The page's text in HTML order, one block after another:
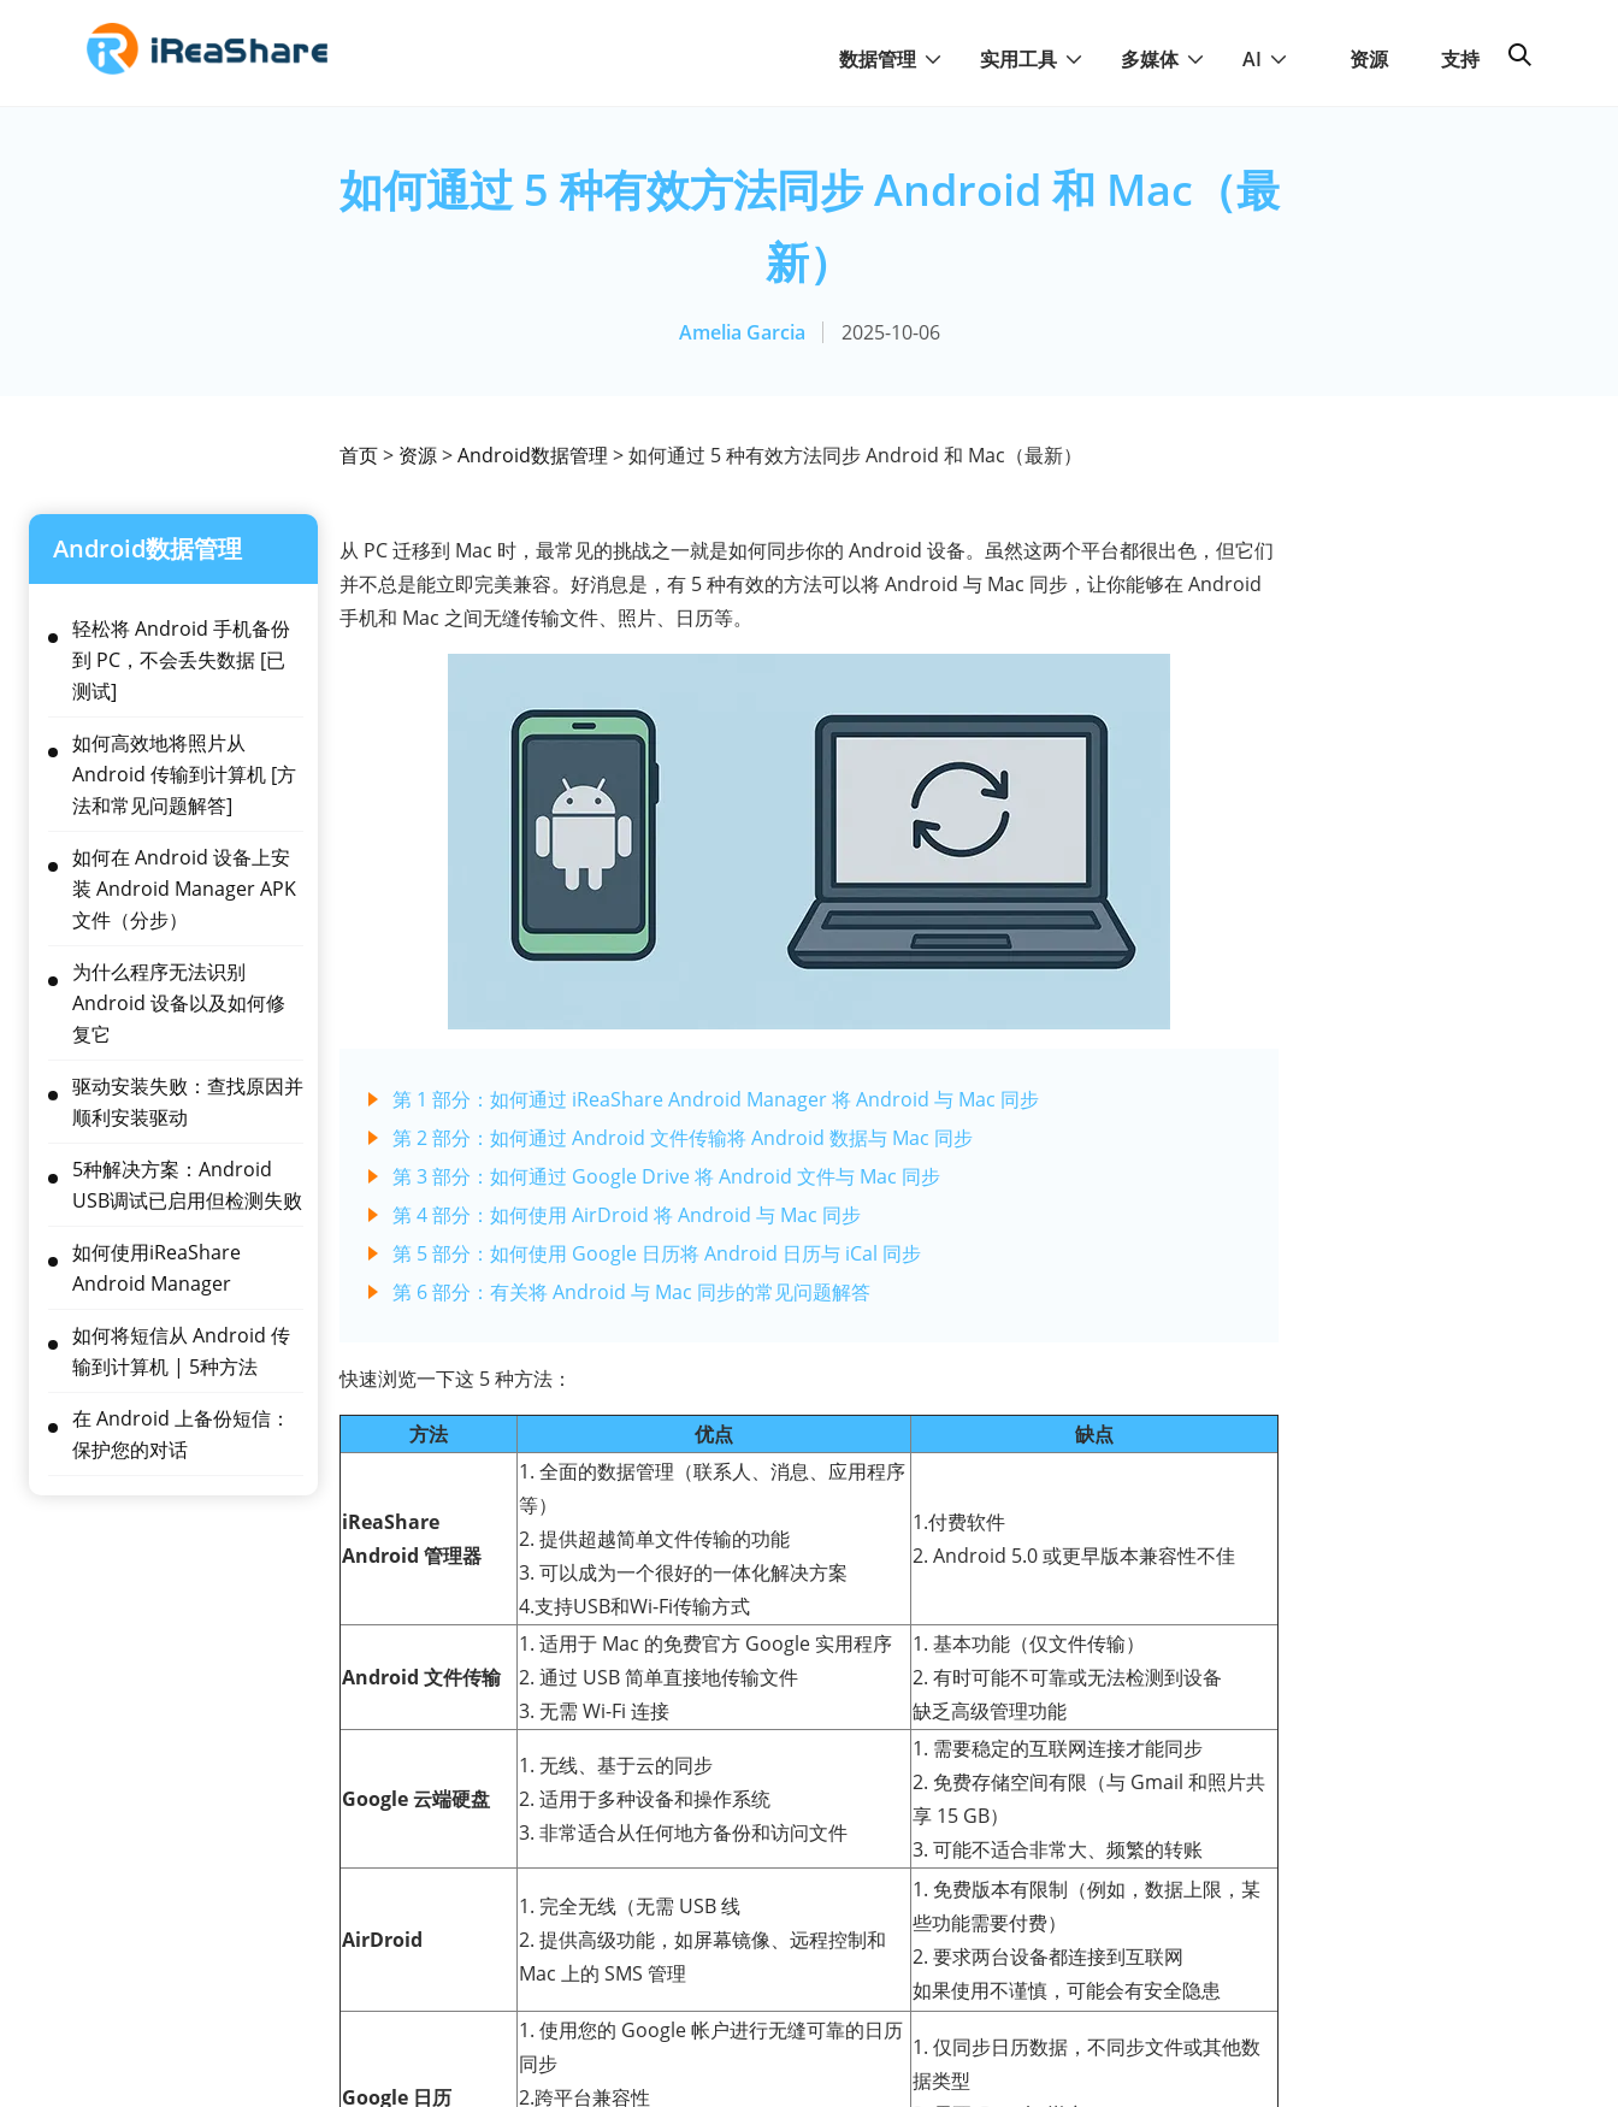
数据管理 实用工具 多媒体 AI 资源 支持
如何通过 5 种有效方法同步 Android 和 Mac（最
新）
Amelia Garcia 2025-10-06
首页> 资源>Android数据管理 > 如何通过 5 种有效方法同步 Android 和 Mac（最新）
Android数据管理
轻松将 Android 手机备份
到 PC，不会丢失数据 [已
测试]
如何高效地将照片从
Android 传输到计算机 [方
法和常见问题解答]
如何在 Android 设备上安
装 Android Manager APK
文件（分步）
为什么程序无法识别
Android 设备以及如何修
复它
驱动安装失败：查找原因并
顺利安装驱动
5种解决方案：Android
USB调试已启用但检测失败
如何使用iReaShare
Android Manager
如何将短信从 Android 传
输到计算机 | 5种方法
在 Android 上备份短信：
保护您的对话
从 PC 迁移到 Mac 时，最常见的挑战之一就是如何同步你的 Android 设备。虽然这两个平台都很出色，但它们
并不总是能立即完美兼容。好消息是，有 5 种有效的方法可以将 Android 与 Mac 同步，让你能够在 Android
手机和 Mac 之间无缝传输文件、照片、日历等。
第 1 部分：如何通过 iReaShare Android Manager 将 Android 与 Mac 同步
第 2 部分：如何通过 Android 文件传输将 Android 数据与 Mac 同步
第 3 部分：如何通过 Google Drive 将 Android 文件与 Mac 同步
第 4 部分：如何使用 AirDroid 将 Android 与 Mac 同步
第 5 部分：如何使用 Google 日历将 Android 日历与 iCal 同步
第 6 部分：有关将 Android 与 Mac 同步的常见问题解答
快速浏览一下这 5 种方法：
方法 优点 缺点
iReaShare
Android 管理器
1. 全面的数据管理（联系人、消息、应用程序
等）
2. 提供超越简单文件传输的功能
3. 可以成为一个很好的一体化解决方案
4.支持USB和Wi-Fi传输方式
1.付费软件
2. Android 5.0 或更早版本兼容性不佳
Android 文件传输
1. 适用于 Mac 的免费官方 Google 实用程序
2. 通过 USB 简单直接地传输文件
3. 无需 Wi-Fi 连接
1. 基本功能（仅文件传输）
2. 有时可能不可靠或无法检测到设备
缺乏高级管理功能
Google 云端硬盘
1. 无线、基于云的同步
2. 适用于多种设备和操作系统
3. 非常适合从任何地方备份和访问文件
1. 需要稳定的互联网连接才能同步
2. 免费存储空间有限（与 Gmail 和照片共
享 15 GB）
3. 可能不适合非常大、频繁的转账
AirDroid
1. 完全无线（无需 USB 线
2. 提供高级功能，如屏幕镜像、远程控制和
Mac 上的 SMS 管理
1. 免费版本有限制（例如，数据上限，某
些功能需要付费）
2. 要求两台设备都连接到互联网
如果使用不谨慎，可能会有安全隐患
Google 日历
1. 使用您的 Google 帐户进行无缝可靠的日历
同步
2.跨平台兼容性
1. 仅同步日历数据，不同步文件或其他数
据类型